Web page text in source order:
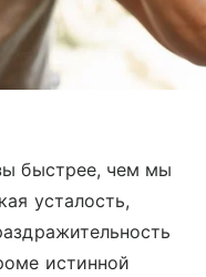
быстрее, чем мы
усталость,
истинной